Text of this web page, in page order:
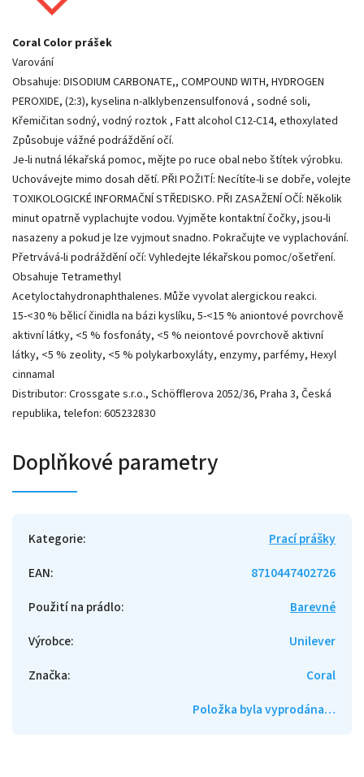
Coral Color prášek
Varování
Obsahuje: DISODIUM CARBONATE,, COMPOUND WITH, HYDROGEN
PEROXIDE, (2:3), kyselina n-alklybenzensulfonová , sodné soli,
Křemičitan sodný, vodný roztok , Fatt alcohol C12-C14, ethoxylated
Způsobuje vážné podráždění očí.
Je-li nutná lékařská pomoc, mějte po ruce obal nebo štítek výrobku.
Uchovávejte mimo dosah dětí. PŘI POŽITÍ: Necítíte-li se dobře, volejte
TOXIKOLOGICKÉ INFORMAČNÍ STŘEDISKO. PŘI ZASAŽENÍ OČÍ: Několik
minut opatrně vyplachujte vodou. Vyjměte kontaktní čočky, jsou-li
nasazeny a pokud je lze vyjmout snadno. Pokračujte ve vyplachování.
Přetrvává-li podráždění očí: Vyhledejte lékařskou pomoc/ošetření.
Obsahuje Tetramethyl
Acetyloctahydronaphthalenes. Může vyvolat alergickou reakci.
15-<30 % bělicí činidla na bázi kyslíku, 5-<15 % aniontové povrchově
aktivní látky, <5 % fosfonáty, <5 % neiontové povrchově aktivní
látky, <5 % zeolity, <5 % polykarboxyláty, enzymy, parfémy, Hexyl
cinnamal
Distributor: Crossgate s.r.o., Schöfflerova 2052/36, Praha 3, Česká
republika, telefon: 605232830
Doplňkové parametry
Kategorie:
Prací prášky
EAN:
8710447402726
Použití na prádlo:
Barevné
Výrobce:
Unilever
Značka:
Coral
Položka byla vyprodána…